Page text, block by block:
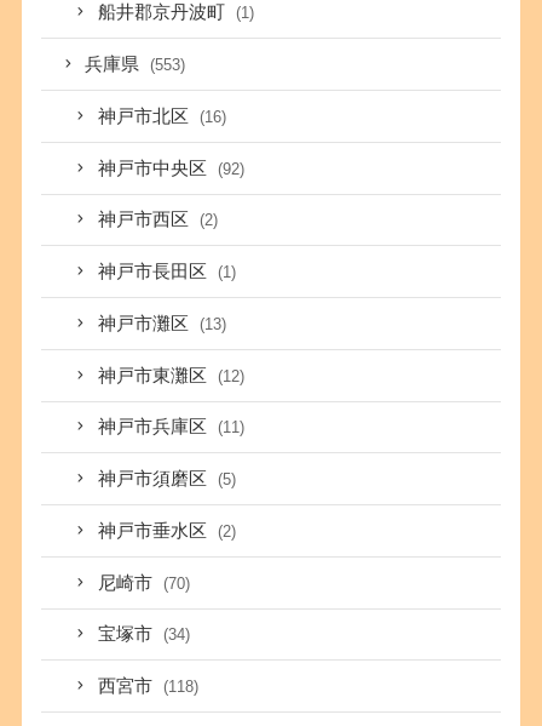
船井郡京丹波町 (1)
兵庫県 (553)
神戸市北区 (16)
神戸市中央区 (92)
神戸市西区 (2)
神戸市長田区 (1)
神戸市灘区 (13)
神戸市東灘区 (12)
神戸市兵庫区 (11)
神戸市須磨区 (5)
神戸市垂水区 (2)
尼崎市 (70)
宝塚市 (34)
西宮市 (118)